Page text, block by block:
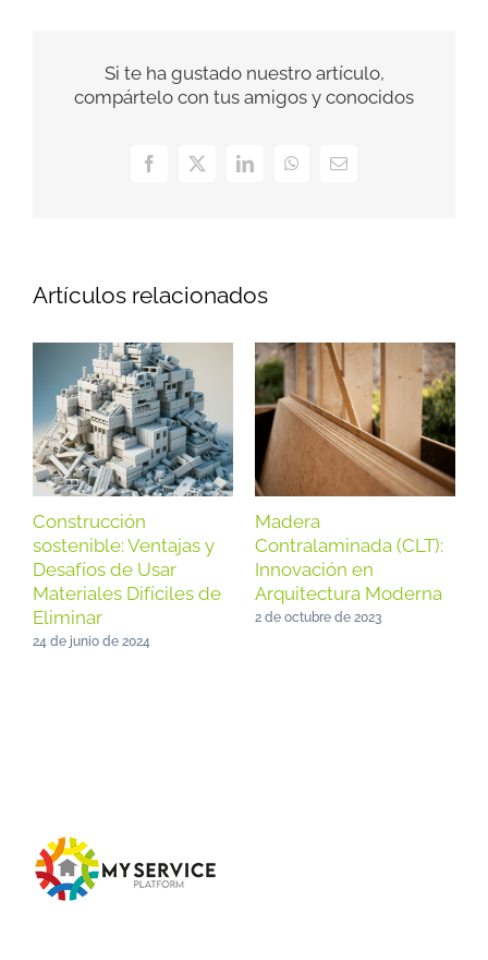
Si te ha gustado nuestro artículo,
compártelo con tus amigos y conocidos
Facebook
X LinkedInWhatsAppCorreo
Artículos relacionados
Construcción
sostenible: Ventajas y
Desafíos de Usar
Materiales Difíciles de
Eliminar
24 de junio de 2024
Madera
Contralaminada (CLT):
Innovación en
Arquitectura Moderna
2 de octubre de 2023